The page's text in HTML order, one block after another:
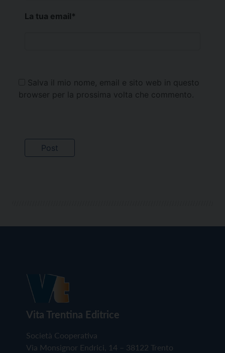
La tua email*
Salva il mio nome, email e sito web in questo
browser per la prossima volta che commento.
Vita Trentina Editrice
Società Cooperativa
Via Monsignor Endrici, 14 – 38122 Trento